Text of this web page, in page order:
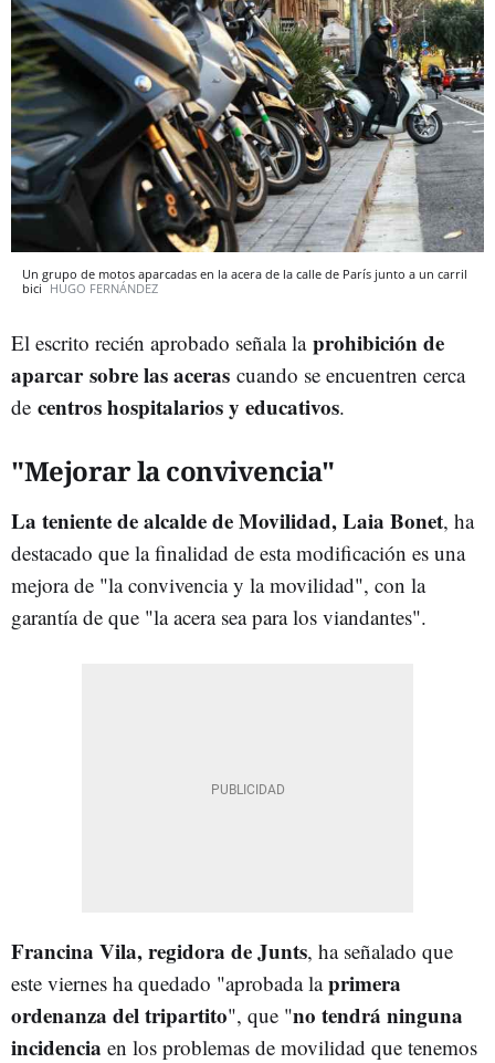
Un grupo de motos aparcadas en la acera de la calle de París junto a un carril
bici HUGO FERNÁNDEZ
El escrito recién aprobado señala la prohibición de
aparcar sobre las aceras cuando se encuentren cerca
de centros hospitalarios y educativos.
"Mejorar la convivencia"
La teniente de alcalde de Movilidad, Laia Bonet, ha
destacado que la finalidad de esta modificación es una
mejora de "la convivencia y la movilidad", con la
garantía de que "la acera sea para los viandantes".
Francina Vila, regidora de Junts, ha señalado que
este viernes ha quedado "aprobada laprimera
ordenanza del tripartito", que "no tendrá ninguna
incidencia en los problemas de movilidad que tenemos